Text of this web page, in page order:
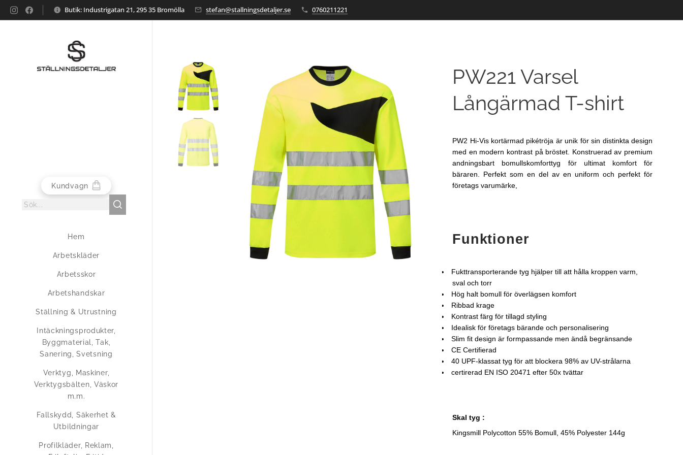
Butik: Industrigatan 21, 295 35 Bromölla stefan@stallningsdetaljer.se 0760211221
Kundvagn
Hem
Arbetskläder
Arbetsskor
Arbetshandskar
Ställning & Utrustning
Intäckningsprodukter,
Byggmaterial, Tak,
Sanering, Svetsning
Verktyg, Maskiner,
Verktygsbälten, Väskor
m.m.
Fallskydd, Säkerhet &
Utbildningar
Profilkläder, Reklam,
PW221 Varsel
Långärmad T-shirt
PW2 Hi-Vis kortärmad pikétröja är unik för sin distinkta design
med en modern kontrast på bröstet. Konstruerad av premium
andningsbart bomullskomforttyg för ultimat komfort för
bäraren. Perfekt som en del av en uniform och perfekt för
företags varumärke,
Funktioner
Fukttransporterande tyg hjälper till att hålla kroppen varm,
sval och torr
Hög halt bomull för överlägsen komfort
Ribbad krage
Kontrast färg för tillagd styling
Idealisk för företags bärande och personalisering
Slim fit design är formpassande men ändå begränsande
CE Certifierad
40 UPF-klassat tyg för att blockera 98% av UV-strålarna
certirerad EN ISO 20471 efter 50x tvättar
Skal tyg :
Kingsmill Polycotton 55% Bomull, 45% Polyester 144g